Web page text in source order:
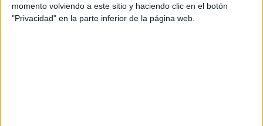
momento volviendo a este sitio y haciendo clic en el botón
"Privacidad" en la parte inferior de la página web.
los espigonespuede ser mortal.